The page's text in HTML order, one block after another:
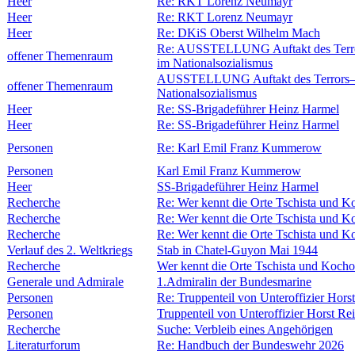
Heer
Re: RKT Lorenz Neumayr
Heer
Re: DKiS Oberst Wilhelm Mach
offener Themenraum
Re: AUSSTELLUNG Auftakt des
im Nationalsozialismus
offener Themenraum
AUSSTELLUNG Auftakt des
Nationalsozialismus
Heer
Re: SS-Brigadeführer Heinz Harmel
Heer
Re: SS-Brigadeführer Heinz Harmel
Personen
Re: Karl Emil Franz Kummerow
Personen
Karl Emil Franz Kummerow
Heer
SS-Brigadeführer Heinz Harmel
Recherche
Re: Wer kennt die Orte Tschista und
Recherche
Re: Wer kennt die Orte Tschista und
Recherche
Re: Wer kennt die Orte Tschista und
Verlauf des 2. Weltkriegs
Stab in Chatel-Guyon Mai 1944
Recherche
Wer kennt die Orte Tschista und
Generale und Admirale
1.Admiralin der Bundesmarine
Personen
Re: Truppenteil von Unteroffizier
Personen
Truppenteil von Unteroffizier Horst
Recherche
Suche: Verbleib eines Angehörigen
Literaturforum
Re: Handbuch der Bundeswehr 2026